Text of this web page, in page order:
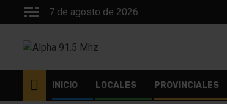
7 de agosto de 2026
INICIO LOCALES PROVINCIALES